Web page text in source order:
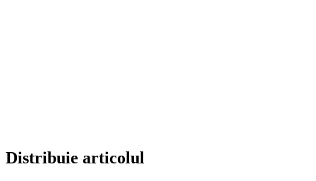
Distribuie articolul